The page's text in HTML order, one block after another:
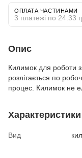
ОПЛАТА ЧАСТИНАМИ
3 платежі по 24.33
Опис
Килимок для роботи з
розлітається по
процес. Килимок не
Характеристики
Вид